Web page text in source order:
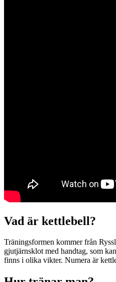
Vad är kettlebell?
Träningsformen kommer från
gjutjärnsklot med handtag, som
finns i olika vikter. Numera är